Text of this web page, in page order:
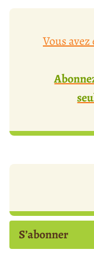
Vous
S’abonner